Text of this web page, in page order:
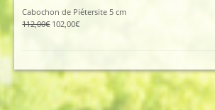
est :
Cabochon de Piétersite 5 cm
112,00€ Le
112,00€.
102,00€Le
102,00€.